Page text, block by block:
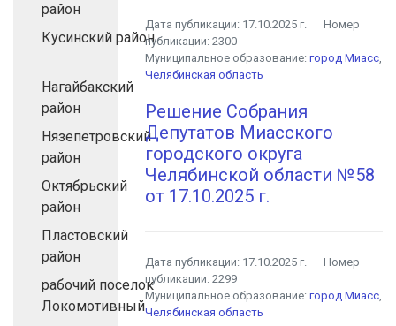
район
Кусинский район
Нагайбакский
район
Нязепетровский
район
Октябрьский
район
Пластовский
район
рабочий поселок
Локомотивный
Дата публикации: 17.10.2025 г.
Номер
публикации:2300
Муниципальное образование:город Миасс,
Челябинская область
Решение Собрания
Депутатов Миасского
городского округа
Челябинской области №58
от 17.10.2025 г.
Дата публикации: 17.10.2025 г.
Номер
публикации:2299
Муниципальное образование:город Миасс,
Челябинская область